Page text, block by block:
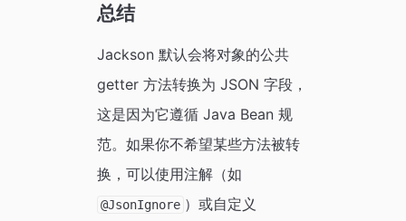
总结
Jackson 默认会将对象的公共
getter 方法转换为 JSON 字段，
这是因为它遵循 Java Bean 规
范。如果你不希望某些方法被转
换，可以使用注解（如
@JsonIgnore ）或自定义